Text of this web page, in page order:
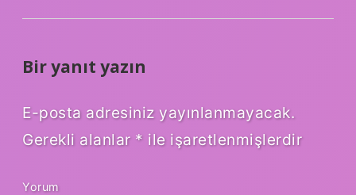
Bir yanıt yazın
E-posta adresiniz yayınlanmayacak.
Gerekli alanlar * ile işaretlenmişlerdir
Yorum